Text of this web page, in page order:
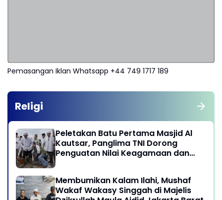
Pemasangan Iklan Whatsapp +44 749 1717 189
Religi
Peletakan Batu Pertama Masjid Al
Kautsar, Panglima TNI Dorong
Penguatan Nilai Keagamaan dan
Membumikan Kalam Ilahi, Mushaf
Wakaf Wakasy Singgah di Majelis